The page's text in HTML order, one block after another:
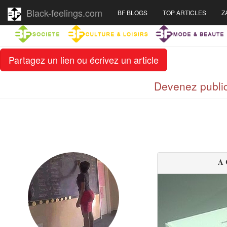
Partagez un lien ou écrivez un article
Black-feelings.com BF BLOGS TOP ARTICLES
Devenez
A